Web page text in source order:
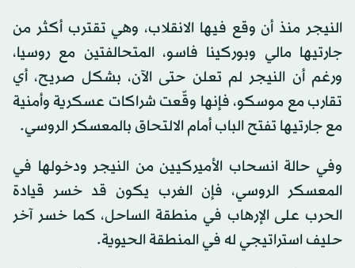
النيجر منذ أن وقع فيها الانقلاب، وهي تقترب أكثر من
جارتيها مالي وبوركينا فاسو، المتحالفتين مع روسيا،
ورغم أن النيجر لم تعلن حتى الآن، بشكل صريح، أي
تقارب مع موسكو، فإنها وقّعت شراكات عسكرية وأمنية
مع جارتيها تفتح الباب أمام الالتحاق بالمعسكر الروسي.
وفي حالة انسحاب الأميركيين من النيجر ودخولها في
المعسكر الروسي، فإن الغرب يكون قد خسر قيادة
الحرب على الإرهاب في منطقة الساحل، كما خسر آخر
حليف استراتيجي له في المنطقة الحيوية.